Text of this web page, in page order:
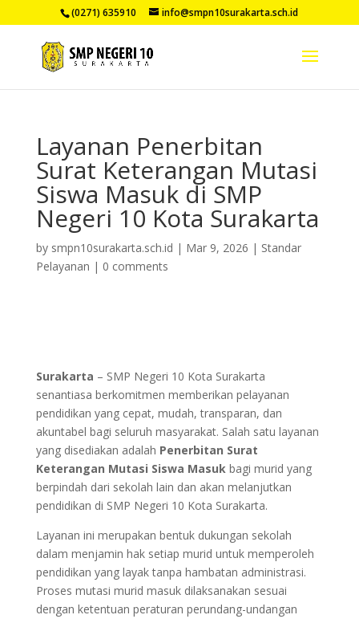
(0271) 635910 info@smpn10surakarta.sch.id
Layanan Penerbitan
Surat Keterangan Mutasi
Siswa Masuk di SMP
Negeri 10 Kota Surakarta
by smpn10surakarta.sch.id | Mar 9, 2026 | Standar
Pelayanan | 0 comments
Surakarta – SMP Negeri 10 Kota Surakarta
senantiasa berkomitmen memberikan pelayanan
pendidikan yang cepat, mudah, transparan, dan
akuntabel bagi seluruh masyarakat. Salah satu layanan
yang disediakan adalah Penerbitan Surat
Keterangan Mutasi Siswa Masukbagi murid yang
berpindah dari sekolah lain dan akan melanjutkan
pendidikan di SMP Negeri 10 Kota Surakarta.
Layanan ini merupakan bentuk dukungan sekolah
dalam menjamin hak setiap murid untuk memperoleh
pendidikan yang layak tanpa hambatan administrasi.
Proses mutasi murid masuk dilaksanakan sesuai
dengan ketentuan peraturan perundang-undangan